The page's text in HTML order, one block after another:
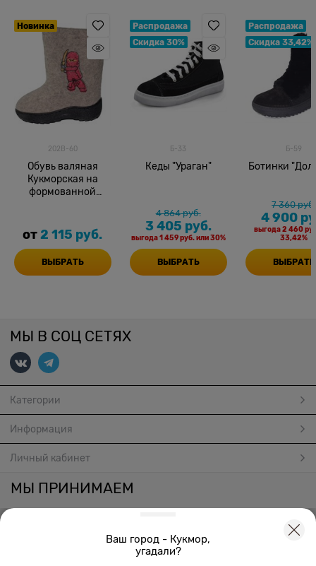
Новинка
202В-60
Обувь валяная
Кукморская на
формованной
от2 115 руб.
ВЫБРАТЬ
Распродажа
Скидка 30%
Б-33
Кеды "Ураган"
4 864 руб.
3 405 руб.
выгода1 459 руб.или30%
ВЫБРАТЬ
Распродажа
Скидка 33,42%
Б-59
Ботинки
7 360 руб.
4 900
выгода2 460
33,42%
ВЫБРАТЬ
МЫ В СОЦ СЕТЯХ
Категории
Информация
Личный кабинет
МЫ ПРИНИМАЕМ
© 2026
Ваш город - Кукмор,
угадали?